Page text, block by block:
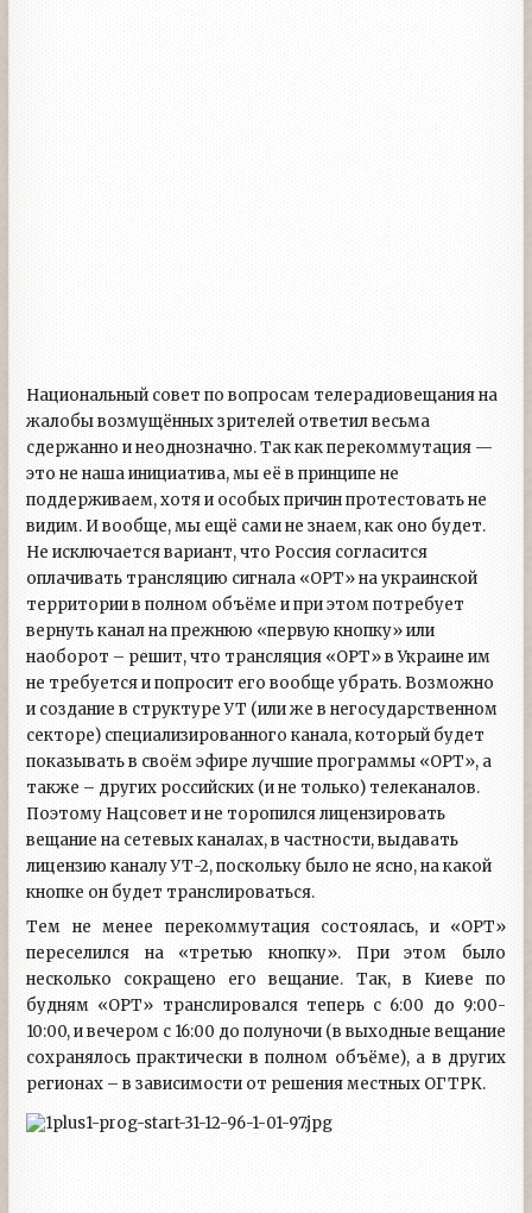
Национальный совет по вопросам телерадиовещания на
жалобы возмущённых зрителей ответил весьма
сдержанно и неоднозначно. Так как перекоммутация —
это не наша инициатива, мы её в принципе не
поддерживаем, хотя и особых причин протестовать не
видим. И вообще, мы ещё сами не знаем, как оно будет.
Не исключается вариант, что Россия согласится
оплачивать трансляцию сигнала «ОРТ» на украинской
территории в полном объёме и при этом потребует
вернуть канал на прежнюю «первую кнопку» или
наоборот – решит, что трансляция «ОРТ» в Украине им
не требуется и попросит его вообще убрать. Возможно
и создание в структуре УТ (или же в негосударственном
секторе) специализированного канала, который будет
показывать в своём эфире лучшие программы «ОРТ», а
также – других российских (и не только) телеканалов.
Поэтому Нацсовет и не торопился лицензировать
вещание на сетевых каналах, в частности, выдавать
лицензию каналу УТ-2, поскольку было не ясно, на какой
кнопке он будет транслироваться.
Тем не менее перекоммутация состоялась, и «ОРТ»
переселился на «третью кнопку». При этом было
несколько сокращено его вещание. Так, в Киеве по
будням «ОРТ» транслировался теперь с 6:00 до 9:00-
10:00, и вечером с 16:00 до полуночи (в выходные вещание
сохранялось практически в полном объёме), а в других
регионах – в зависимости от решения местных ОГТРК.